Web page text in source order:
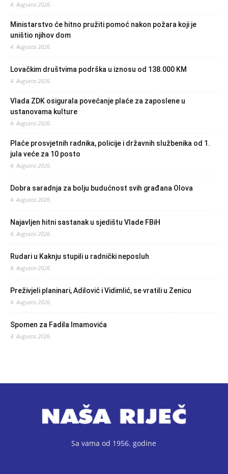
4. Augusta 2026.
Ministarstvo će hitno pružiti pomoć nakon požara koji je
uništio njihov dom
4. Augusta 2026.
Lovačkim društvima podrška u iznosu od 138.000 KM
4. Augusta 2026.
Vlada ZDK osigurala povećanje plaće za zaposlene u
ustanovama kulture
4. Augusta 2026.
Plaće prosvjetnih radnika, policije i državnih službenika od 1.
jula veće za 10 posto
4. Augusta 2026.
Dobra saradnja za bolju budućnost svih građana Olova
4. Augusta 2026.
Najavljen hitni sastanak u sjedištu Vlade FBiH
4. Augusta 2026.
Rudari u Kaknju stupili u radnički neposluh
4. Augusta 2026.
Preživjeli planinari, Adilović i Vidimlić, se vratili u Zenicu
4. Augusta 2026.
Spomen za Fadila Imamovića
4. Augusta 2026.
Sa vama od 1956. godine